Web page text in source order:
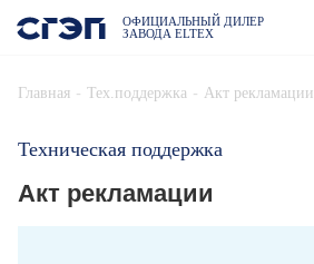
ОФИЦИАЛЬНЫЙ ДИЛЕР
ЗАВОДА ELTEX
Главная - Тех.поддержка - Акт рекламации
Техническая поддержка
Акт рекламации